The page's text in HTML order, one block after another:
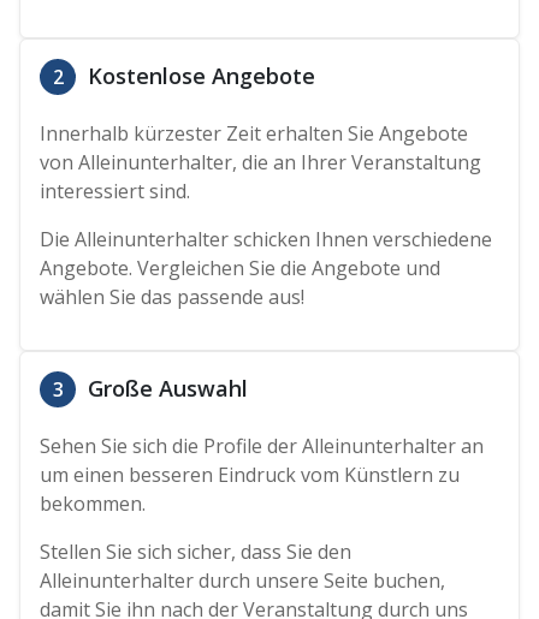
2 Kostenlose Angebote
Innerhalb kürzester Zeit erhalten Sie Angebote
von Alleinunterhalter, die an Ihrer Veranstaltung
interessiert sind.
Die Alleinunterhalter schicken Ihnen verschiedene
Angebote. Vergleichen Sie die Angebote und
wählen Sie das passende aus!
3 Große Auswahl
Sehen Sie sich die Profile der Alleinunterhalter an
um einen besseren Eindruck vom Künstlern zu
bekommen.
Stellen Sie sich sicher, dass Sie den
Alleinunterhalter durch unsere Seite buchen,
damit Sie ihn nach der Veranstaltung durch uns